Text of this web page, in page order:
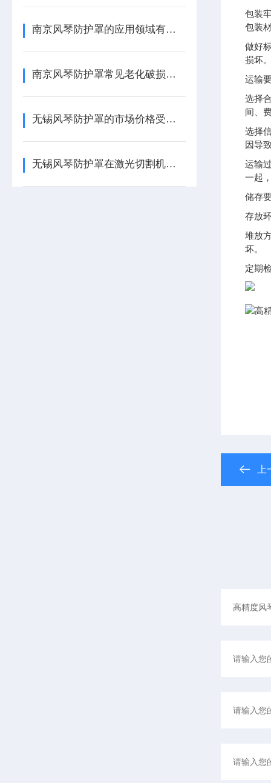
南京风琴防护罩的应用领域有哪些？
南京风琴防护罩常见老化破损故障排查与解决
无锡风琴防护罩的市场价格受哪些因素影响？
无锡风琴防护罩在激光切割机高温工况中的应用
包装
包装
做好
损坏
运输
选择
间、
选择
因导
运输
一起
储存
存放
堆放
坏。
定期